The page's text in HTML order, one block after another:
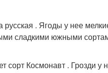
. Ягоды у нее
сладкими южными
сорт Космонавт . Грозди у